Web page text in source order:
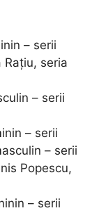
– serii
Raţiu, seria
– serii
– serii
– serii
Popescu,
– serii